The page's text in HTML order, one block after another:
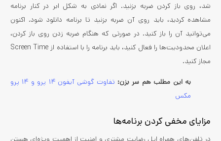
شد، روی باز کردن ضربه بزنید. اگر نمادی به شکل ابر در کنار برنامه
مشاهده کردید، باید روی آن ضربه بزنید تا برنامه دانلود شود. اکنون
می‌توانید آن را باز کنید. در صورتی که هنگام ضربه زدن روی باز کردن،
اعلان محدودیت‌ها را فعال کنید، باید برنامه را با استفاده از Screen Time
مجاز کنید.
به این مطلب هم سر بزن:
تفاوت گوشی آیفون ۱۴ پرو و ۱۴ پرو
مکس
مزایای مخفی کردن برنامه‌ها